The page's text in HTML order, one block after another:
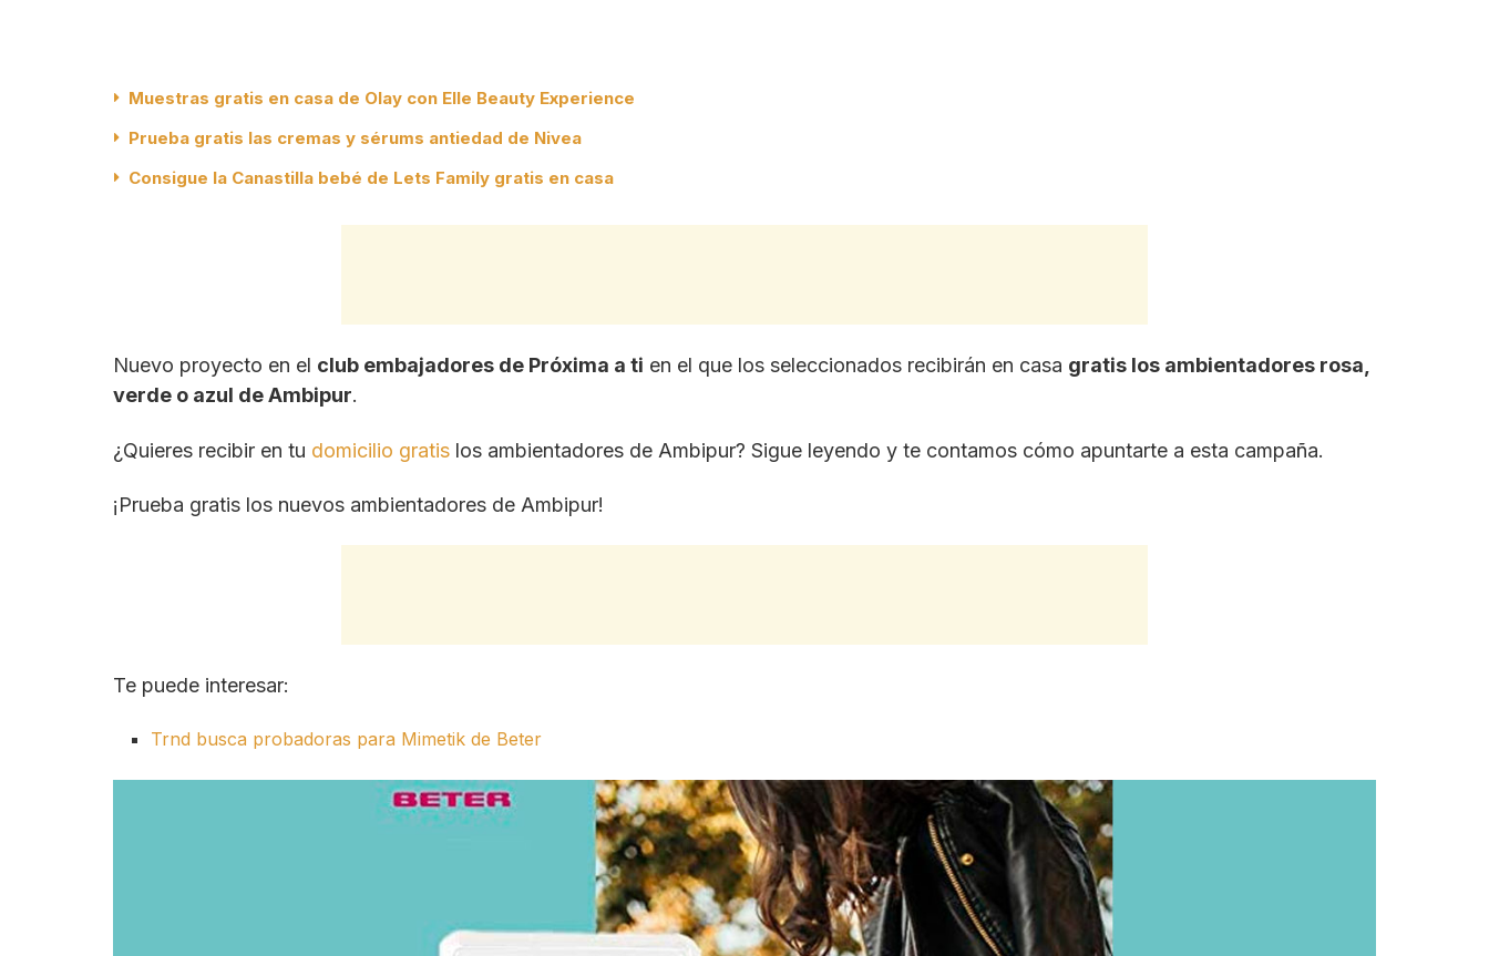
Muestras gratis en casa de Olay con Elle Beauty Experience
Prueba gratis las cremas y sérums antiedad de Nivea
Consigue la Canastilla bebé de Lets Family gratis en casa
Nuevo proyecto en el club embajadores de Próxima a ti en el que los seleccionados recibirán en casa gratis los ambientadores rosa,
verde o azul de Ambipur.
¿Quieres recibir en tu domicilio gratis los ambientadores de Ambipur? Sigue leyendo y te contamos cómo apuntarte a esta campaña.
¡Prueba gratis los nuevos ambientadores de Ambipur!
Te puede interesar:
Trnd busca probadoras para Mimetik de Beter